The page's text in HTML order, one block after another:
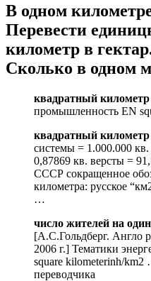
В одном
Перевести
километр в
Сколько в одном
квадратный километр
промышленность EN
квадратный километр
системы = 1.000.000
0,87869 кв. версты =
СССР сокращенное
километра: русское
…
число жителей на
[А.С.Гольдберг. Англо
2006 г.] Тематики
square kilometerinh/km2
переводчика